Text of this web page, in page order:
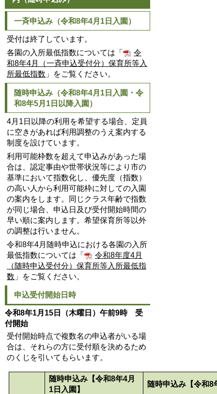
一斉申込み（令和8年4月1日入園）
受付は終了しています。
各園の入所最低指数については「
令
和8年4月（一斉申込受付分）保育所等入
所最低指数 」をご覧ください。
随時申込み（令和8年4月1日入園・令
和8年5月1日以降入園）
4月1日以降の利用を希望する場合、定員
に空きがあれば利用調整のうえ案内する
制度を設けています。
利用可能枠数を超えて申込みがあった場
合は、認定事由や世帯状況等により市の
基準において指数化し、優先度（指数）
の高い人から利用可能枠に対しての入園
の案内をします。同じクラス年齢で指数
が同じ場合、申込日及び受付開始時間の
早い順に案内します。希望保育所等以外
の調整は行いません。
令和8年4月随時申込における各園の入所
最低指数については「
令和8年度4月
（随時申込受付分）保育所等入所最低指
数 」をご覧ください。
申込受付開始日時
令和8年1月15日（木曜日）午前9時 受
付開始
受付開始時点で複数名の申込者がいる場
合は、それらの方に受付順を決めるため
のくじを引いてもらいます。
随時申込み【令和8年4月
1日入園】
随時申込み【令和8